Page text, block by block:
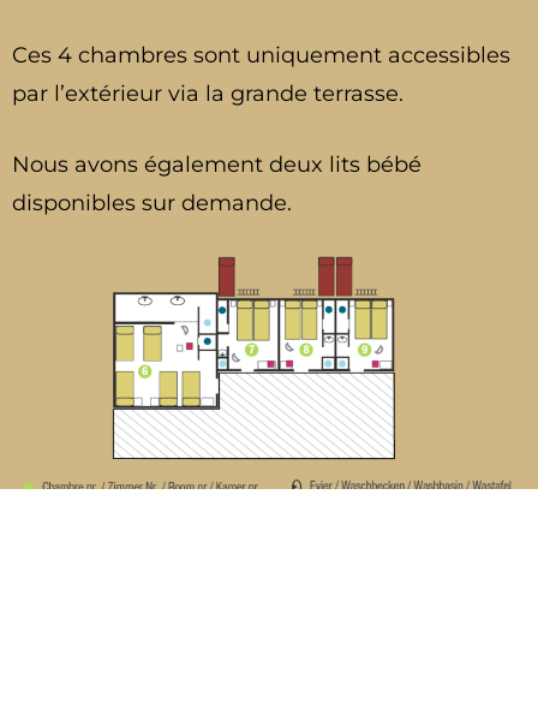
Ces 4 chambres sont uniquement accessibles
par l’extérieur via la grande terrasse.
Nous avons également deux lits bébé
disponibles sur demande.